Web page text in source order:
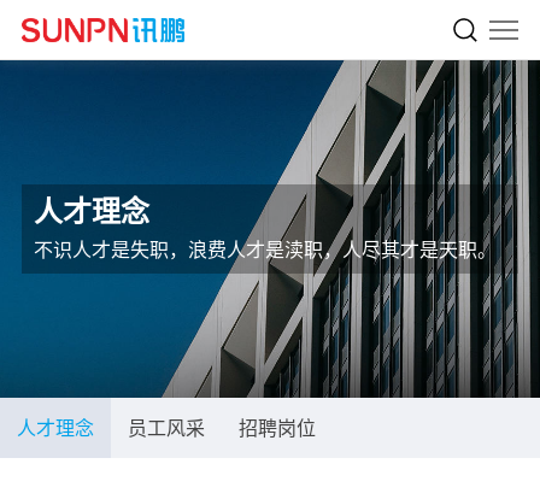
人才理念
不识人才是失职，浪费人才是渎职，人尽其才是天职。
人才理念 员工风采 招聘岗位